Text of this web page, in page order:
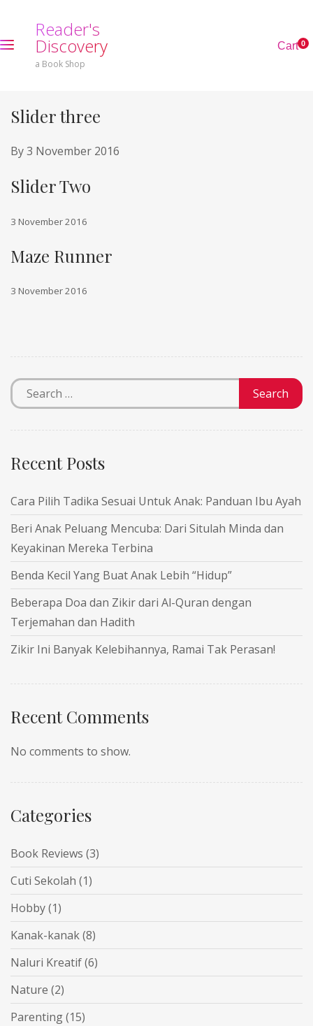
Reader's
Discovery
a Book Shop
Cart 0
Slider three
By3 November 2016
Slider Two
3 November 2016
Maze Runner
3 November 2016
Recent Posts
Cara Pilih Tadika Sesuai Untuk Anak: Panduan Ibu Ayah
Beri Anak Peluang Mencuba: Dari Situlah Minda dan
Keyakinan Mereka Terbina
Benda Kecil Yang Buat Anak Lebih “Hidup”
Beberapa Doa dan Zikir dari Al-Quran dengan
Terjemahan dan Hadith
Zikir Ini Banyak Kelebihannya, Ramai Tak Perasan!
Recent Comments
No comments to show.
Categories
Book Reviews (3)
Cuti Sekolah (1)
Hobby(1)
Kanak-kanak(8)
Naluri Kreatif(6)
Nature (2)
Parenting(15)